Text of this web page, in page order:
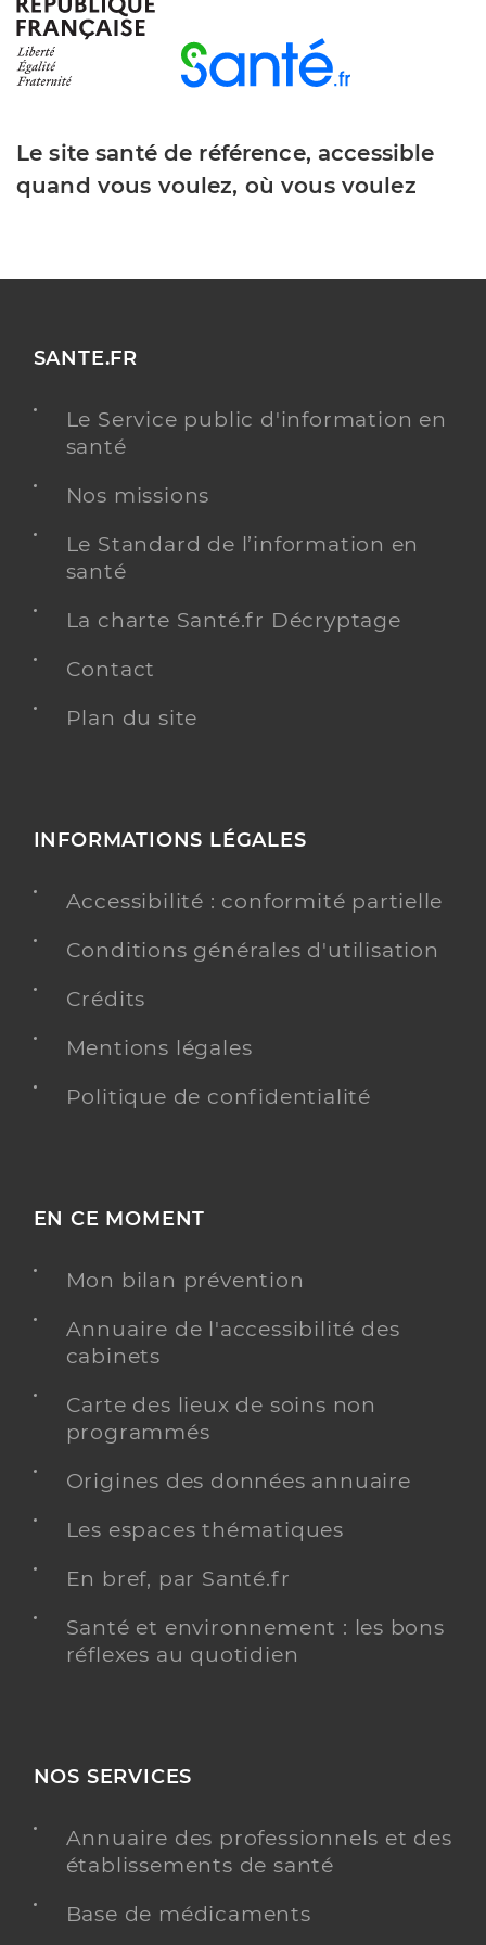
Epinat Celine
Masseur-Kinésithérapeute
Professionel de santé
Spécialités
Adresse
46 Rue de la République, 42600 Montbrison
Téléphone
+33 651394517
Puy Thomas
Masseur-Kinésithérapeute
Professionel de santé
Kinésithérapie
Type de convention
Conventionné
Y ALLER
Spécialités
Téléphone
0477587718
Masseur-Kinésithérapeute
Professionel de santé
Téléphone
0960081702
Conventionné
Y ALLER
Terral Pierre
Masseur-Kinésithérapeute
Spécialités
Kinésithérapie
Type de convention
Conventionné
Masseur-Kinésithérapeute
Professionel de santé
Spécialités
Le site santé de référence, accessible
quand vous voulez, où vous voulez
SANTE.FR
Le Service public d'information en
santé
Nos missions
Le Standard de l’information en
santé
La charte Santé.fr Décryptage
Contact
Plan du site
INFORMATIONS LÉGALES
Accessibilité : conformité partielle
Conditions générales d'utilisation
Crédits
Mentions légales
Politique de confidentialité
EN CE MOMENT
Mon bilan prévention
Annuaire de l'accessibilité des
cabinets
Carte des lieux de soins non
programmés
Origines des données annuaire
Les espaces thématiques
En bref, par Santé.fr
Santé et environnement : les bons
réflexes au quotidien
NOS SERVICES
Annuaire des professionnels et des
établissements de santé
Base de médicaments